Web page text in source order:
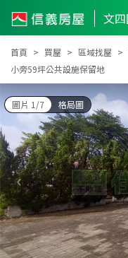
首頁 買屋 區域找屋
小旁59坪公共設施保留地
圖片 1/7 格局圖